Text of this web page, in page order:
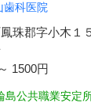
歯科医院
珠郡字小木１
1500円
島公共職業安定